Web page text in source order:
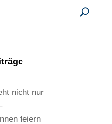
U
nicht nur
feiern